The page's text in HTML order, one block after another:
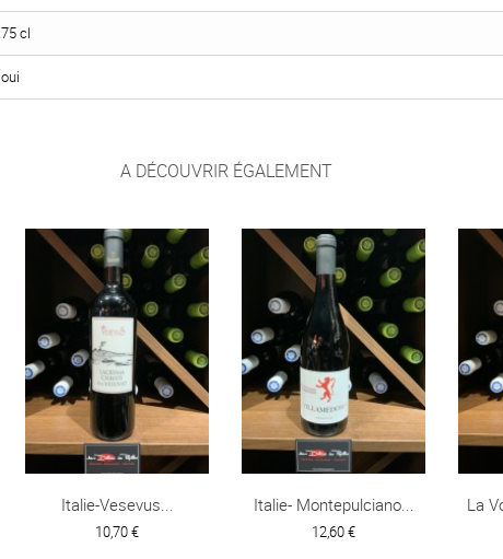
75 cl
oui
A DÉCOUVRIR ÉGALEMENT
Italie-Vesevus...
10,70 €
Italie- Montepulciano...
12,60 €
La